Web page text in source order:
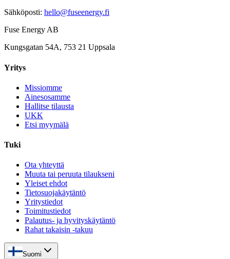
Sähköposti: hello@fuseenergy.fi
Fuse Energy AB
Kungsgatan 54A, 753 21 Uppsala
Yritys
Missiomme
Ainesosamme
Hallitse tilausta
UKK
Etsi myymälä
Tuki
Ota yhteyttä
Muuta tai peruuta tilaukseni
Yleiset ehdot
Tietosuojakäytäntö
Yritystiedot
Toimitustiedot
Palautus- ja hyvityskäytäntö
Rahat takaisin -takuu
Suomi